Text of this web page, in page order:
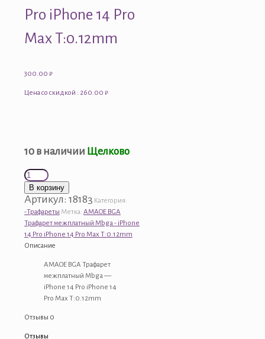
Pro iPhone 14 Pro
Max T:0.12mm
300.00 ₽
Цена со скидкой : 260.00 ₽
10 в наличии Щелково
Количество
товара
AMAOE
BGA
Трафарет
межплатный
Mbga
iPhone
iPhone
Pro
В корзину
Артикул: 18183 Категория:
-Трафареты Метка: AMAOE BGA
Трафарет межплатный Mbga - iPhone
14 Pro iPhone 14 Pro Max T:0.12mm
Описание
AMAOE BGA Трафарет
межплатный Mbga —
iPhone 14 Pro iPhone 14
Pro Max T:0.12mm
Отзывы 0
Отзывы